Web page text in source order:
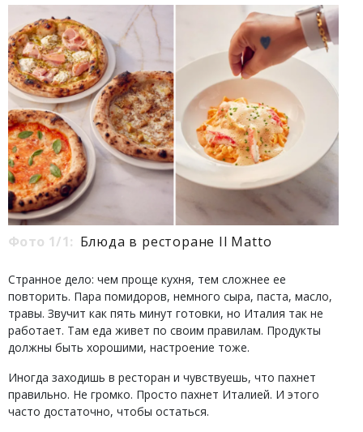
Фото 1/1: Блюда в ресторане Il Matto
Странное дело: чем проще кухня, тем сложнее ее
повторить. Пара помидоров, немного сыра, паста, масло,
травы. Звучит как пять минут готовки, но Италия так не
работает. Там еда живет по своим правилам. Продукты
должны быть хорошими, настроение тоже.
Иногда заходишь в ресторан и чувствуешь, что пахнет
правильно. Не громко. Просто пахнет Италией. И этого
часто достаточно, чтобы остаться.